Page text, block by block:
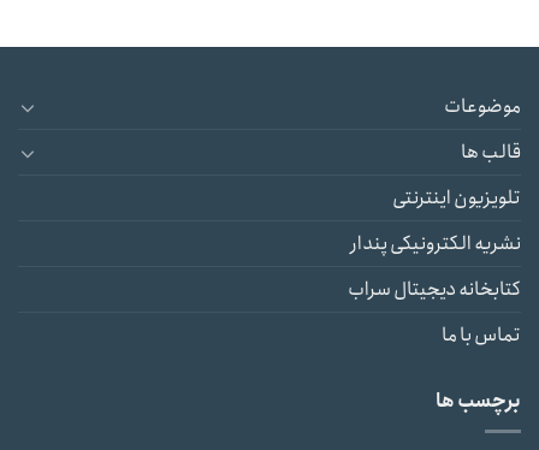
موضوعات
قالب ها
تلویزیون اینترنتی
نشریه الکترونیکی پندار
کتابخانه دیجیتال سراب
تماس با ما
برچسب ها